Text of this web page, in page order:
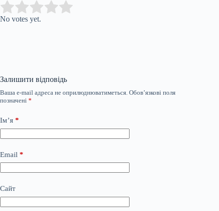
Rate this item:
No votes yet.
Залишити відповідь
Ваша e-mail адреса не оприлюднюватиметься. Обов’язкові поля
позначені *
Ім’я *
Email *
Сайт